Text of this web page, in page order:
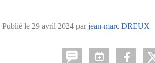
Publié le 29 avril 2024 parjean-marc DREUX